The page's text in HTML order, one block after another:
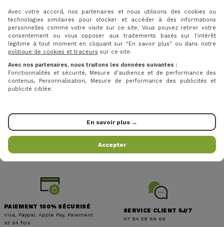
Groupement de golf N°1 en FR
RELAIS
PAIEMENT 100% SÉCURISÉ
Visa, Paypal, Apple Pay, Paiement
X3 X4 fois
SERVICE CLIENT 5J/7
07 84 58 69 69
Avec votre accord, nos partenaires et nous utilisons des cookies ou
technologies similaires pour stocker et accéder à des informations
personnelles comme votre visite sur ce site. Vous pouvez retirer votre
consentement ou vous opposer aux traitements basés sur l'intérêt
légitime à tout moment en cliquant sur "En savoir plus" ou dans notre
politique de cookies et traceurs sur ce site.
Avec nos partenaires, nous traitons les données suivantes :
Fonctionnalités et sécurité, Mesure d'audience et de performance des
contenus, Personnalisation, Mesure de performance des publicités et
publicité ciblée.
En savoir plus →
Accepter